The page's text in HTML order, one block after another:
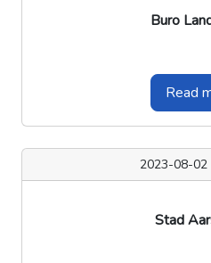
Buro
Read
2023-08-02
Stad